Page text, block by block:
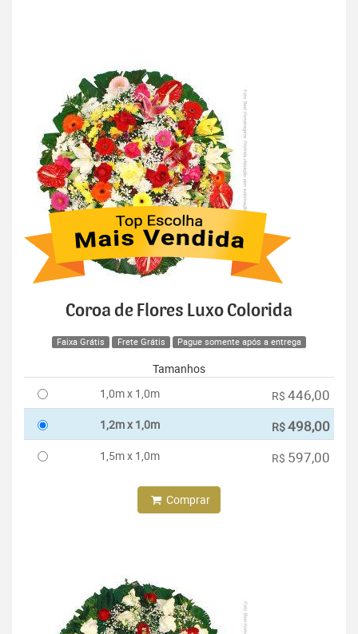
Coroa de Flores Luxo Colorida
Faixa Grátis Frete Grátis Pague somente após a entrega
Tamanhos
1,0m x 1,0m
R$ 446,00
1,2m x 1,0m R$498,00
1,5m x 1,0m R$ 597,00
Comprar